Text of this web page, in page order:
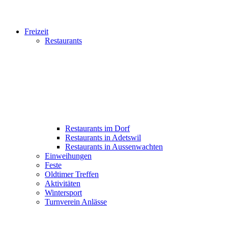
Freizeit
Restaurants
Restaurants im Dorf
Restaurants in Adetswil
Restaurants in Aussenwachten
Einweihungen
Feste
Oldtimer Treffen
Aktivitäten
Wintersport
Turnverein Anlässe